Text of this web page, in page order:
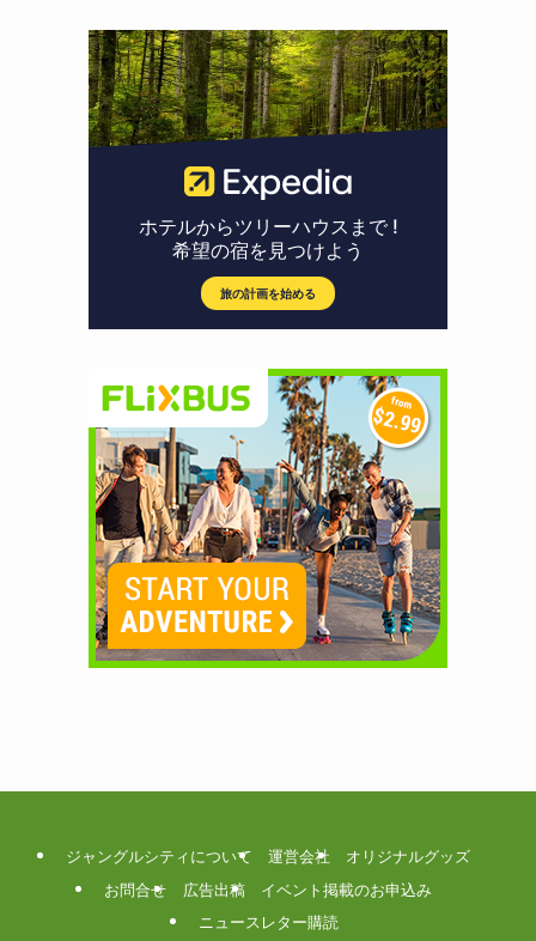
ジャングルシティについて 運営会社
オリジナルグッズ
お問合せ
広告出稿
イベント掲載のお申込み
ニュースレター購読